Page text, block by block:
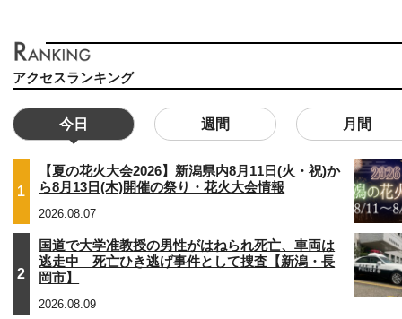
アクセスランキング
今日 週間 月間
1
【夏の花火大会2026】新潟県内8月11日(火・祝)か
ら8月13日(木)開催の祭り・花火大会情報
2026.08.07
2
国道で大学准教授の男性がはねられ死亡、車両は
逃走中 死亡ひき逃げ事件として捜査【新潟・長
岡市】
2026.08.09